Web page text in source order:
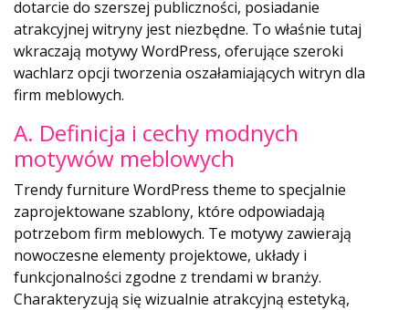
dotarcie do szerszej publiczności, posiadanie
atrakcyjnej witryny jest niezbędne. To właśnie tutaj
wkraczają motywy WordPress, oferujące szeroki
wachlarz opcji tworzenia oszałamiających witryn dla
firm meblowych.
A. Definicja i cechy modnych
motywów meblowych
Trendy furniture WordPress theme to specjalnie
zaprojektowane szablony, które odpowiadają
potrzebom firm meblowych. Te motywy zawierają
nowoczesne elementy projektowe, układy i
funkcjonalności zgodne z trendami w branży.
Charakteryzują się wizualnie atrakcyjną estetyką,